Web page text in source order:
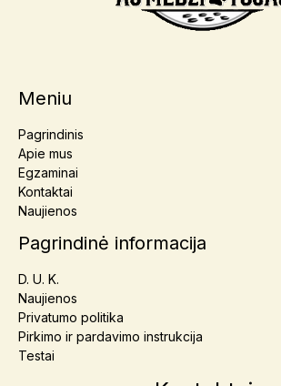
Meniu
Pagrindinis
Apie mus
Egzaminai
Kontaktai
Naujienos
Pagrindinė informacija
D. U. K.
Naujienos
Privatumo politika
Pirkimo ir pardavimo instrukcija
Testai